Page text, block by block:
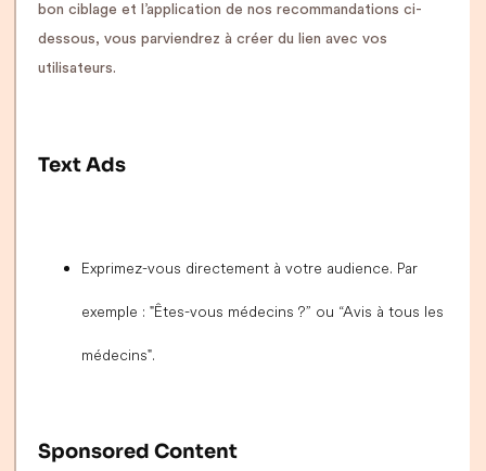
bon ciblage et l’application de nos recommandations ci-
dessous, vous parviendrez à créer du lien avec vos
utilisateurs.
Text Ads
Exprimez-vous directement à votre audience. Par
exemple : "Êtes-vous médecins ?” ou “Avis à tous les
médecins".
Sponsored Content